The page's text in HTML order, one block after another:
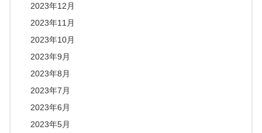
2023年12月
2023年11月
2023年10月
2023年9月
2023年8月
2023年7月
2023年6月
2023年5月